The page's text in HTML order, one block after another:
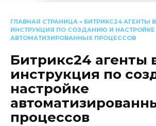
ГЛАВНАЯ СТРАНИЦА » БИТРИКС24 АГЕНТЫ В
ИНСТРУКЦИЯ ПО СОЗДАНИЮ И НАСТРОЙКЕ
АВТОМАТИЗИРОВАННЫХ ПРОЦЕССОВ
Битрикс24 агенты
инструкция по
настройке
процессов